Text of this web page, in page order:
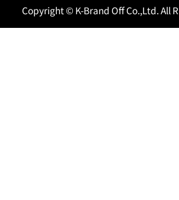
Copyright © K-Brand Off Co.,Ltd. All